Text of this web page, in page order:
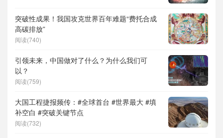
突破性成果！我国攻克世界百年难题“费托合成
高碳排放”
阅读(740)
引领未来，中国做对了什么？为什么我们可
以？
阅读(759)
大国工程捷报频传：#全球首台 #世界最大 #填
补空白 #突破关键节点
阅读(732)